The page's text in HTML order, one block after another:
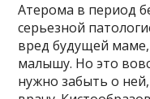
Атерома в период
серьезной
вред будущей
малышу. Но это
нужно забыть о